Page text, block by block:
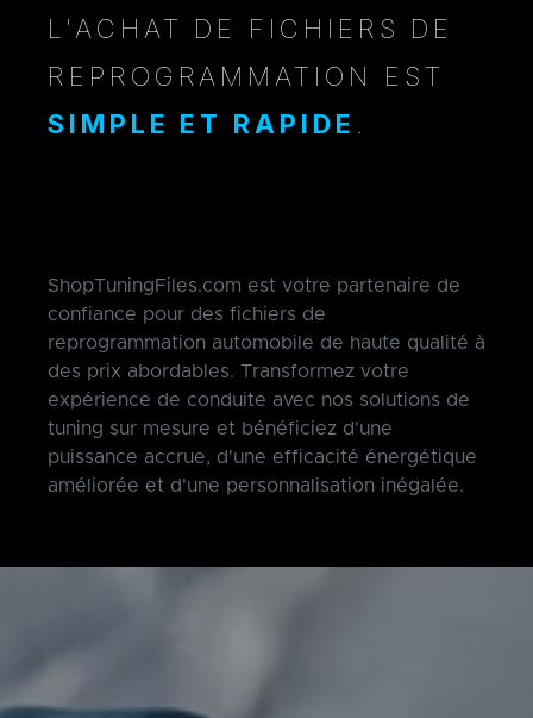
L'ACHAT DE FICHIERS DE
REPROGRAMMATION EST
SIMPLE ET RAPIDE
ShopTuningFiles.com est votre partenaire de
confiance pour des fichiers de
reprogrammation automobile de haute qualité à
des prix abordables. Transformez votre
expérience de conduite avec nos solutions de
tuning sur mesure et bénéficiez d'une
puissance accrue, d'une efficacité énergétique
améliorée et d'une personnalisation inégalée.